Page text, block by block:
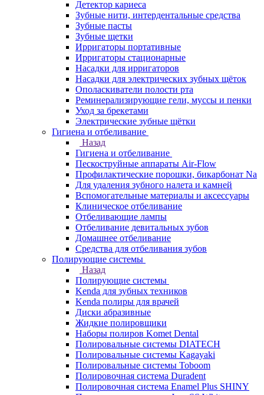
Детектор кариеса
Зубные нити, интердентальные средства
Зубные пасты
Зубные щетки
Ирригаторы портативные
Ирригаторы стационарные
Насадки для ирригаторов
Насадки для электрических зубных щёток
Ополаскиватели полости рта
Реминерализирующие гели, муссы и пенки
Уход за брекетами
Электрические зубные щётки
Гигиена и отбеливание
Назад
Гигиена и отбеливание
Пескоструйные аппараты Air-Flow
Профилактические порошки, бикарбонат Na
Для удаления зубного налета и камней
Вспомогательные материалы и аксессуары
Клиническое отбеливание
Отбеливающие лампы
Отбеливание девитальных зубов
Домашнее отбеливание
Средства для отбеливания зубов
Полирующие системы
Назад
Полирующие системы
Kenda для зубных техников
Kenda полиры для врачей
Диски абразивные
Жидкие полировщики
Наборы полиров Komet Dental
Полировальные системы DIATECH
Полировальные системы Kagayaki
Полировальные системы Toboom
Полировочная система Duradent
Полировочная система Enamel Plus SHINY